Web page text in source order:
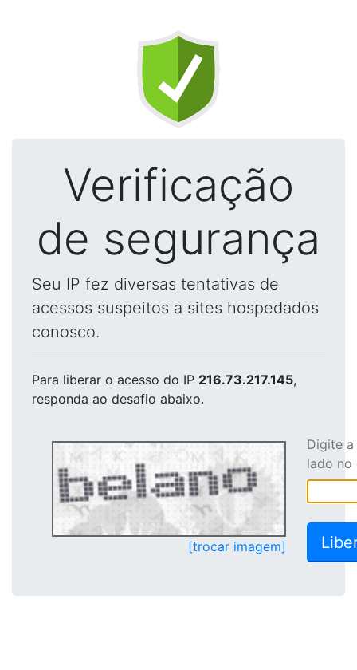
Verificação
de segurança
Seu IP fez diversas tentativas de
acessos suspeitos a sites hospedados
conosco.
Para liberar o acesso do IP 216.73.217.145,
responda ao desafio abaixo.
[trocar imagem]
Digite
lado no